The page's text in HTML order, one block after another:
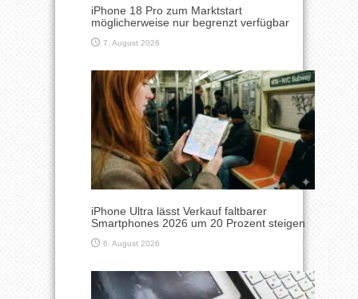
iPhone 18 Pro zum Marktstart
möglicherweise nur begrenzt verfügbar
7. August 2026
iPhone Ultra lässt Verkauf faltbarer
Smartphones 2026 um 20 Prozent steigen
6. August 2026